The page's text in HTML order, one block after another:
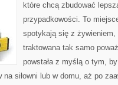
które chcą zbudować
przypadkowości. To
spotykają się z żywieniem,
traktowana tak samo
powstała z myślą o tym,
siłowni lub w domu, aż po